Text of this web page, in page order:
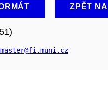
ZPĚT
@fi .muni .cz